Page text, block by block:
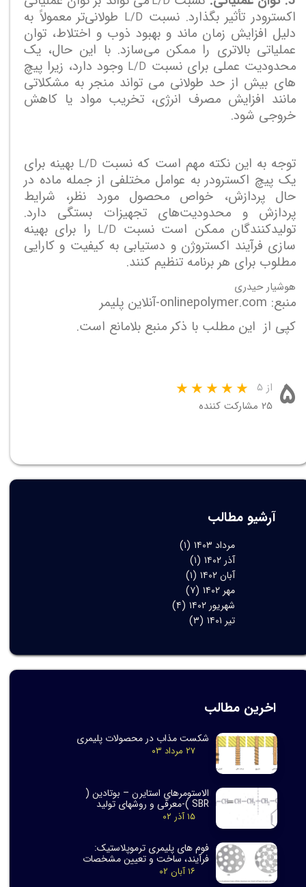
اکسترودر تأثیر بگذارد. نسبت L/D طولانی‌تر معمولاً به
دلیل افزایش زمان ماند و بهبود ذوب و اختلاط، توان
عملیاتی بالاتری را ممکن می‌سازد. با این حال، یک
محدودیت عملی برای نسبت L/D وجود دارد، زیرا پیچ
های بیش از حد طولانی می تواند منجر به مشکلاتی
مانند افزایش مصرف انرژی، تخریب مواد یا کاهش
خروجی شود.
توجه به این نکته مهم است که نسبت L/D بهینه برای
یک پیچ اکسترودر به عوامل مختلفی از جمله ماده در
حال پردازش، خواص محصول مورد نظر، شرایط
پردازش و محدودیت‌های تجهیزات بستگی دارد.
تولیدکنندگان ممکن است نسبت L/D را برای بهینه
سازی فرآیند اکستروژن و دستیابی به کیفیت و کارایی
مطلوب برای هر برنامه تنظیم کنند.
هوشیار حیدری
منبع: onlinepolymer.com-آنلاین پلیمر
کپی از این مطلب با ذکر منبع بلامانع است.
۵ از ۵
۲۵ مشارکت کننده
مرداد ۱۴۰۳
(۱)
آذر ۱۴۰۲
(۱)
آبان ۱۴۰۲
(۱)
مهر ۱۴۰۲
(۷)
شهریور ۱۴۰۲
(۴)
تیر ۱۴۰۱
(۳)
آرشیو مطالب
​اخرین مطالب
شکست مذاب در محصولات پلیمری
۲۷ مرداد ۰۳
الاستومرهاي استايرن – بوتادين (
SBR )-معرفی و روشهای تولید
۱۵ آذر ۰۲
فوم های پلیمری ترموپلاستیک:
فرآیند، ساخت و تعیین مشخصات
۱۶ آبان ۰۲